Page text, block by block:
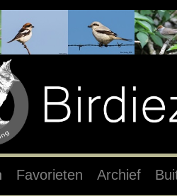
Favorieten Archief